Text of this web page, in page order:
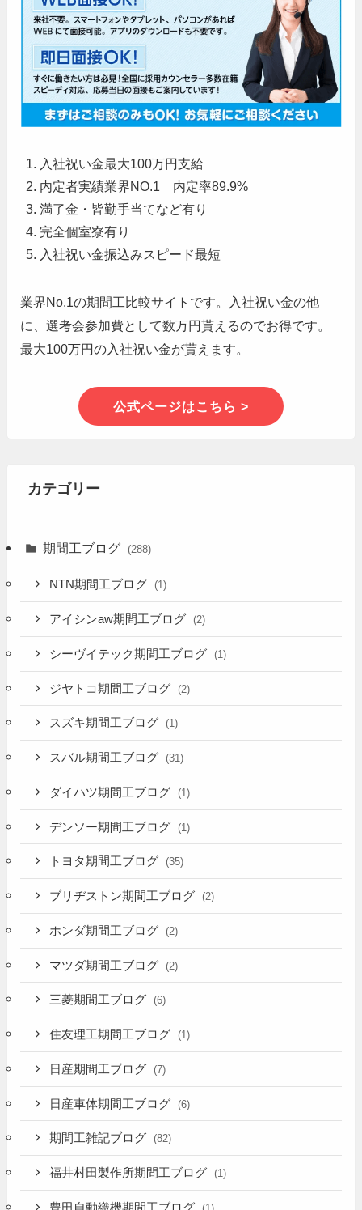
入社祝い金最大100万円支給
内定者実績業界NO.1 内定率89.9%
満了金・皆勤手当てなど有り
完全個室寮有り
入社祝い金振込みスピード最短
業界No.1の期間工比較サイトです。入社祝い金の他
に、選考会参加費として数万円貰えるのでお得です。
最大100万円の入社祝い金が貰えます。
公式ページはこちら >
カテゴリー
期間工ブログ (288)
NTN期間工ブログ (1)
アイシンaw期間工ブログ (2)
シーヴイテック期間工ブログ (1)
ジヤトコ期間工ブログ (2)
スズキ期間工ブログ (1)
スバル期間工ブログ (31)
ダイハツ期間工ブログ (1)
デンソー期間工ブログ (1)
トヨタ期間工ブログ (35)
ブリヂストン期間工ブログ (2)
ホンダ期間工ブログ (2)
マツダ期間工ブログ (2)
三菱期間工ブログ (6)
住友理工期間工ブログ (1)
日産期間工ブログ (7)
日産車体期間工ブログ (6)
期間工雑記ブログ (82)
福井村田製作所期間工ブログ (1)